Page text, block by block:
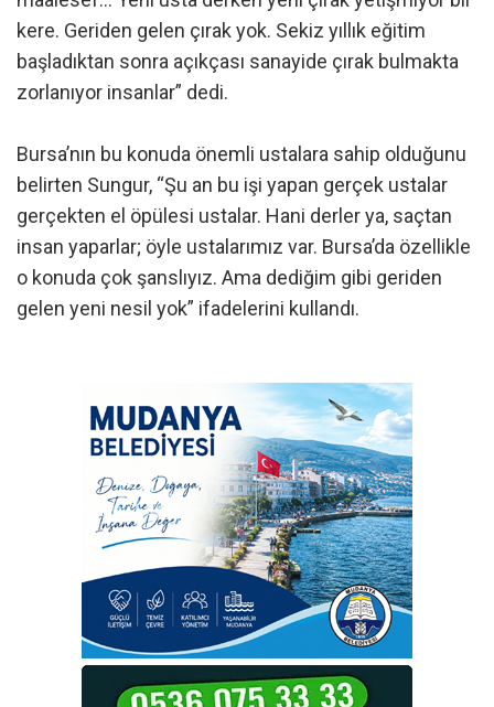
kere. Geriden gelen çırak yok. Sekiz yıllık eğitim
başladıktan sonra açıkçası sanayide çırak bulmakta
zorlanıyor insanlar” dedi.
Bursa’nın bu konuda önemli ustalara sahip olduğunu
belirten Sungur, “Şu an bu işi yapan gerçek ustalar
gerçekten el öpülesi ustalar. Hani derler ya, saçtan
insan yaparlar; öyle ustalarımız var. Bursa’da özellikle
o konuda çok şanslıyız. Ama dediğim gibi geriden
gelen yeni nesil yok” ifadelerini kullandı.